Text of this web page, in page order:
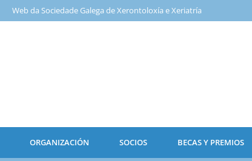
Web da Sociedade Galega de Xerontoloxía e Xeriatría
ORGANIZACIÓN SOCIOS BECAS Y PREMIOS